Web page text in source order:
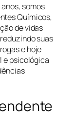
somos
Químicos,
de vidas
suas
e hoje
e psicológica